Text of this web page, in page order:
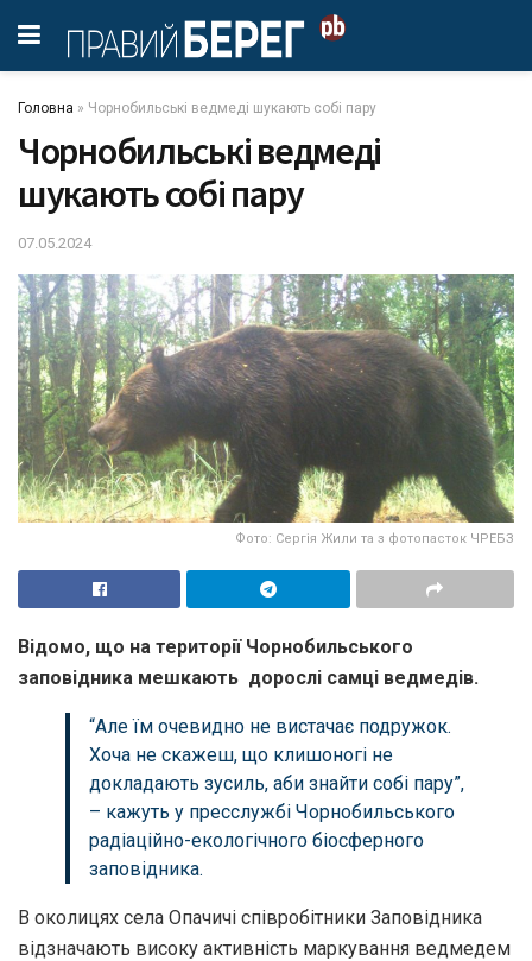
Головна » Чорнобильські ведмеді шукають собі пару
Чорнобильські ведмеді
шукають собі пару
07.05.2024
Фото: Сергія Жили та з фотопасток ЧРЕБЗ
Відомо, що на території Чорнобильського
заповідника мешкають дорослі самці ведмедів.
“Але їм очевидно не вистачає подружок.
Хоча не скажеш, що клишоногі не
докладають зусиль, аби знайти собі пару”,
– кажуть у пресслужбі Чорнобильського
радіаційно-екологічного біосферного
заповідника.
В околицях села Опачичі співробітники Заповідника
відзначають високу активність маркування ведмедем